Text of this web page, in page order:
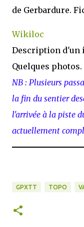
de Gerbardure.
Wikiloc
Description d'un
Quelques
NB : Plusieurs
la fin du sentier
l'arrivée à la piste
actuellement
GPXTT TOPO